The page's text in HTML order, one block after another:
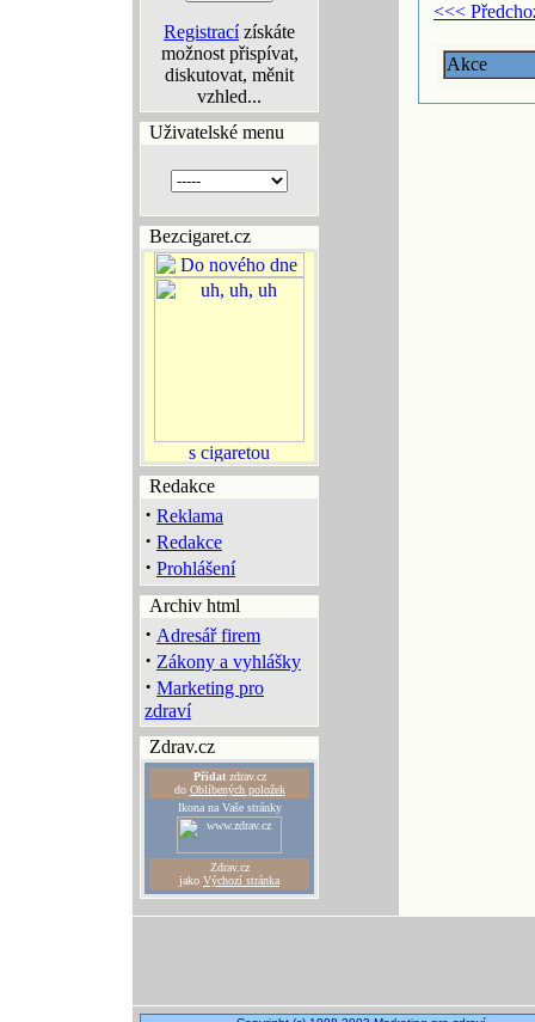
Registracízískáte
možnost přispívat,
diskutovat, měnit
vzhled...
Uživatelské menu
Bezcigaret.cz
Redakce
· Reklama
· Redakce
· Prohlášení
Archiv html
· Adresář firem
· Zákony a vyhlášky
· Marketing pro
zdraví
Zdrav.cz
Přidatzdrav.cz
do Oblíbených položek
Ikona na Vaše stránky
Zdrav.cz
jako Výchozí stránka
<<<
Akce